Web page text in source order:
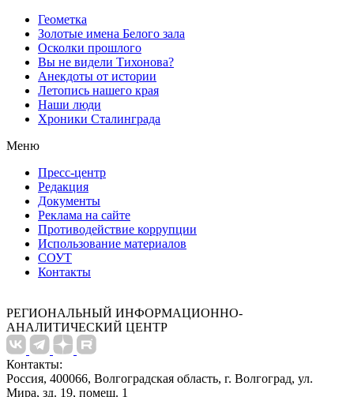
Геометка
Золотые имена Белого зала
Осколки прошлого
Вы не видели Тихонова?
Анекдоты от истории
Летопись нашего края
Наши люди
Хроники Сталинграда
Меню
Пресс-центр
Редакция
Документы
Реклама на сайте
Противодействие коррупции
Использование материалов
СОУТ
Контакты
РЕГИОНАЛЬНЫЙ ИНФОРМАЦИОННО-
АНАЛИТИЧЕСКИЙ ЦЕНТР
Контакты:
Россия, 400066, Волгоградская область, г. Волгоград, ул.
Мира, зд. 19, помещ. 1